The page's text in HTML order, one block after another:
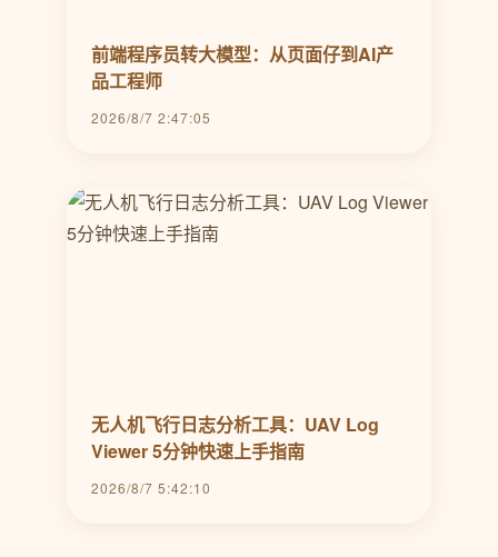
前端程序员转大模型：从页面仔到AI产
品工程师
2026/8/7 2:47:05
无人机飞行日志分析工具：UAV Log
Viewer 5分钟快速上手指南
2026/8/7 5:42:10